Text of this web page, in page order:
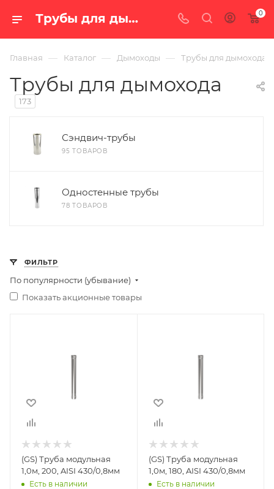
Трубы для дымоходов — купить по цене от 184 руб. с доставкой по России в интернет-магазине «100 печей.ру» — Страница 2 0
Главная — Каталог — Дымоходы — Трубы для дымохода
Трубы для дымохода
173
Сэндвич-трубы
95 ТОВАРОВ
Одностенные трубы
78 ТОВАРОВ
ФИЛЬТР
По популярности (убывание)
Показать акционные товары
1000
Материал
Нержавеющая
сталь
Производитель
(GS) Труба модульная
1,0м, 200, AISI 430/0,8мм
Есть в наличии
1000
Материал
Нержавеющая
сталь
Производитель
(GS) Труба модульная
1,0м, 180, AISI 430/0,8мм
Есть в наличии